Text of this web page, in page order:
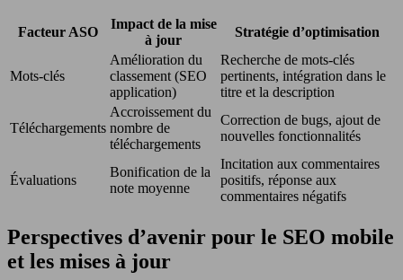
Facteur ASO
Impact de la mise
à jour
Stratégie d’optimisation
Mots-clés
Amélioration du
classement (SEO
application)
Recherche de mots-clés
pertinents, intégration dans le
titre et la description
Téléchargements
Accroissement du
nombre de
téléchargements
Correction de bugs, ajout de
nouvelles fonctionnalités
Évaluations
Bonification de la
note moyenne
Incitation aux commentaires
positifs, réponse aux
commentaires négatifs
Perspectives d’avenir pour le SEO mobile
et les mises à jour